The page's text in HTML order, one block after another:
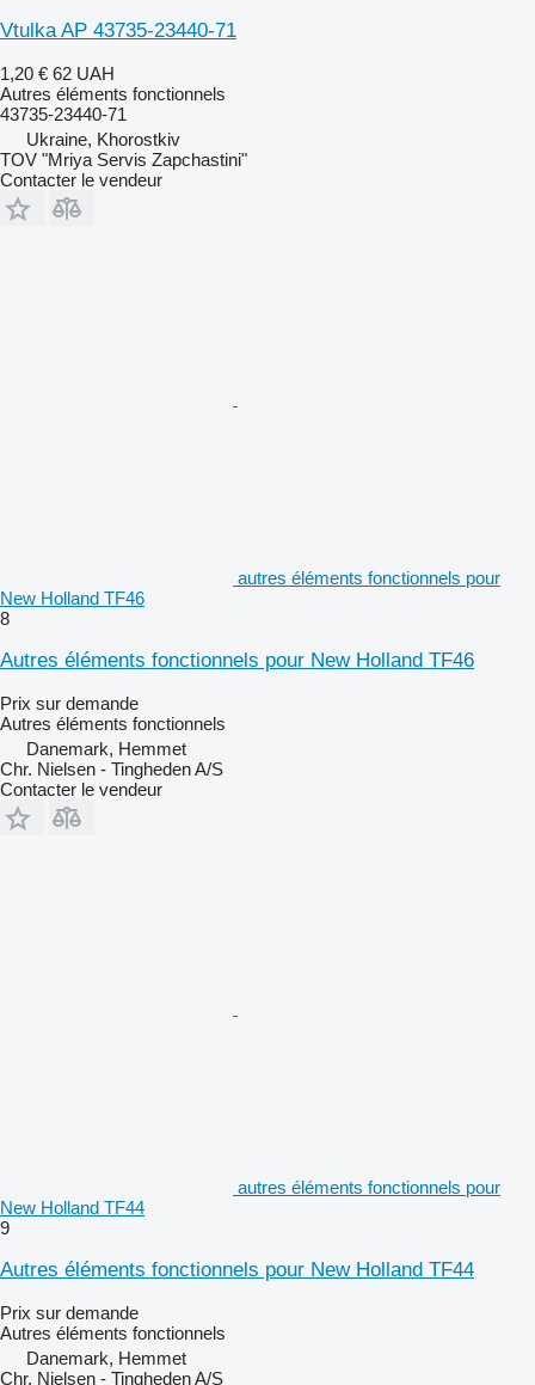
Vtulka AP 43735-23440-71
1,20 € 62 UAH
Autres éléments fonctionnels
43735-23440-71
Ukraine, Khorostkiv
TOV "Mriya Servis Zapchastini"
Contacter le vendeur
autres éléments fonctionnels pour
New Holland TF46
8
Autres éléments fonctionnels pour New Holland TF46
Prix sur demande
Autres éléments fonctionnels
Danemark, Hemmet
Chr. Nielsen - Tingheden A/S
Contacter le vendeur
autres éléments fonctionnels pour
New Holland TF44
9
Autres éléments fonctionnels pour New Holland TF44
Prix sur demande
Autres éléments fonctionnels
Danemark, Hemmet
Chr. Nielsen - Tingheden A/S